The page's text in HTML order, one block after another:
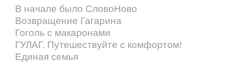
В начале было СловоНово
Возвращение Гагарина
Гоголь с макаронами
ГУЛАГ. Путешествуйте с комфортом!
Единая семья